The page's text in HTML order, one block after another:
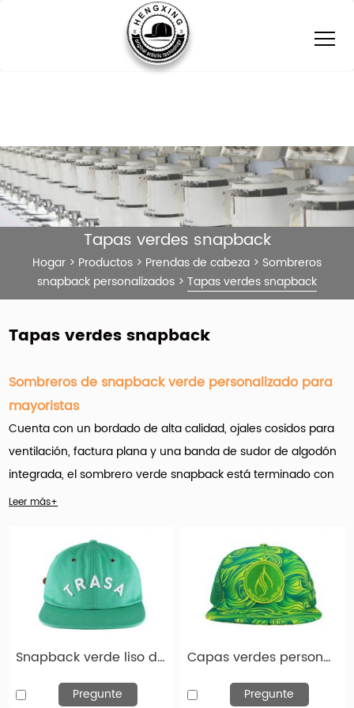
Tapas verdes snapback
Hogar > Productos > Prendas de cabeza > Sombreros
snapback personalizados > Tapas verdes snapback
Tapas verdes snapback
Sombreros de snapback verde personalizado para
mayoristas
Cuenta con un bordado de alta calidad, ojales cosidos para
ventilación, factura plana y una banda de sudor de algodón
integrada, el sombrero verde snapback está terminado con
un cierre de snapback.
para un tipo que busca más de su gorra.
Hengxing Caps Factory ( hx-caps.com) ofrece servicio de
sombreros de camionero de malla personalizado para
empresas, planificadores de eventos, escuelas y
universidades, organizaciones sin fines de lucro, minoristas,
influencers & Kol en Socail Media. Ya sea para fines
promocionales, uniformes de empleados, obsequios, eventos
Leer más+
Snapback verde liso de 6 paneles con logotipo bordado blanco
Pregunte
Capas verdes personalizadas de Snapback Trucker con parche con parche con parche
Pregunte